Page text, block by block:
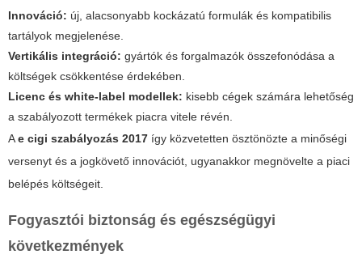
Innováció: új, alacsonyabb kockázatú formulák és kompatibilis
tartályok megjelenése.
Vertikális integráció: gyártók és forgalmazók összefonódása a
költségek csökkentése érdekében.
Licenc és white-label modellek: kisebb cégek számára lehetőség
a szabályozott termékek piacra vitele révén.
Ae cigi szabályozás 2017 így közvetetten ösztönözte a minőségi
versenyt és a jogkövető innovációt, ugyanakkor megnövelte a piaci
belépés költségeit.
Fogyasztói biztonság és egészségügyi
következmények